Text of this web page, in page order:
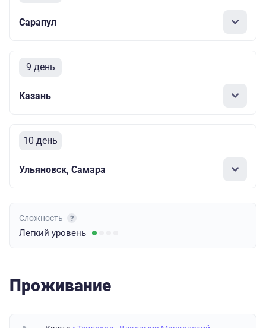
Сарапул
9 день
Казань
10 день
Ульяновск, Самара
Сложность
Легкий уровень
Проживание